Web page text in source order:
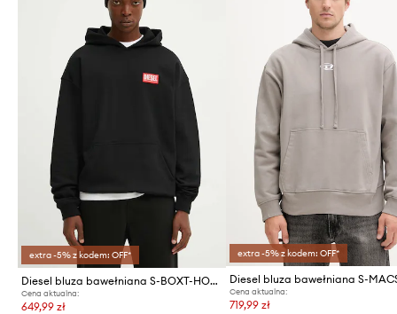
extra -5% z kodem: OFF*
Diesel bluza bawełniana S-BOXT-HOOD-LAB
Cena aktualna:
649,99 zł
extra -5% z kodem: OFF*
Cena aktualna:
719,99 zł